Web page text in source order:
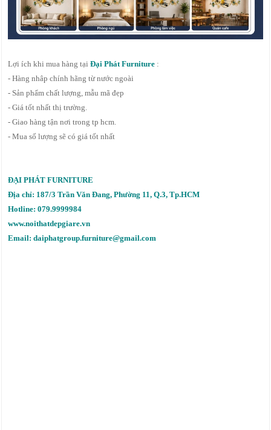
Lợi ích khi mua hàng tạiĐại Phát Furniture :
- Hàng nhâp chính hãng từ nước ngoài
- Sản phẩm chất lượng, mẫu mã đẹp
- Giá tốt nhất thị trường.
- Giao hàng tận nơi trong tp hcm.
- Mua số lượng sẽ có giá tốt nhất
ĐẠI PHÁT FURNITURE
Địa chỉ: 187/3 Trần Văn Đang, Phường 11, Q.3, Tp.HCM
Hotline: 079.9999984
www.noithatdepgiare.vn
Email: daiphatgroup.furniture@gmail.com